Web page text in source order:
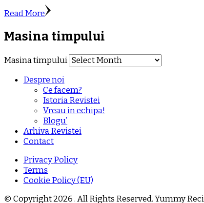
Read More
Masina timpului
Masina timpului
Despre noi
Ce facem?
Istoria Revistei
Vreau in echipa!
Blogu’
Arhiva Revistei
Contact
Privacy Policy
Terms
Cookie Policy (EU)
© Copyright 2026. All Rights Reserved.Yummy